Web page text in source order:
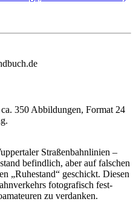
350 Abbildungen, Format 24
Straßenbahnlinien –
befindlich, aber auf falschen
„Ruhestand“ geschickt. Diesen
fotografisch fest­
zu verdanken.